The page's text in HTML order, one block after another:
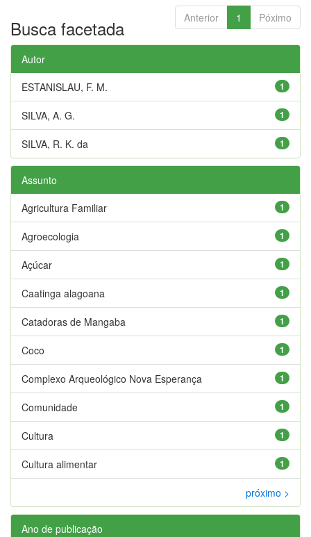
Anterior 1 Póximo
Busca facetada
Autor
1
ESTANISLAU, F. M.
1
SILVA, A. G.
1
SILVA, R. K. da
Assunto
1
Agricultura Familiar
1
Agroecologia
1
Açúcar
1
Caatinga alagoana
1
Catadoras de Mangaba
1
Coco
1
Complexo Arqueológico Nova Esperança
1
Comunidade
1
Cultura
1
Cultura alimentar
próximo >
Ano de publicação